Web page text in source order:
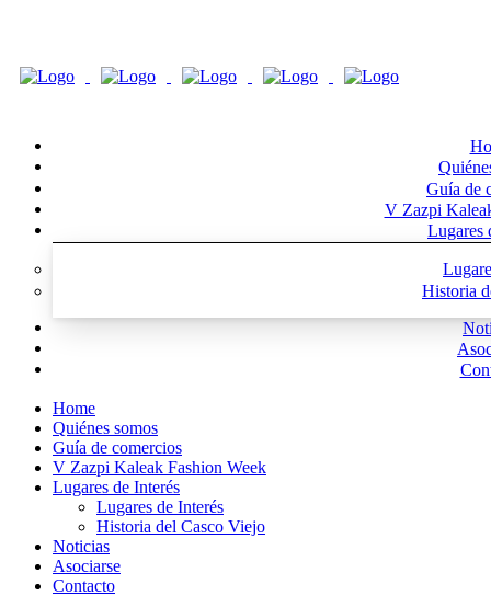
Guía de
V Zazpi
Lugares
Historia
Home
Quiénes somos
Guía de comercios
V Zazpi Kaleak Fashion Week
Lugares de Interés
Lugares de Interés
Historia del Casco Viejo
Noticias
Asociarse
Contacto